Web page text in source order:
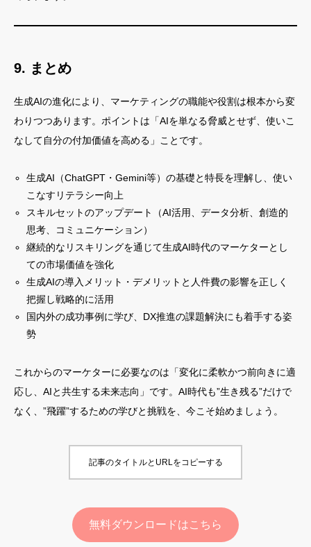
9. まとめ
生成AIの進化により、マーケティングの職能や役割は根本から変
わりつつあります。ポイントは「AIを単なる脅威とせず、使いこ
なして自分の付加価値を高める」ことです。
生成AI（ChatGPT・Gemini等）の基礎と特長を理解し、使い
こなすリテラシー向上
スキルセットのアップデート（AI活用、データ分析、創造的
思考、コミュニケーション）
継続的なリスキリングを通じて生成AI時代のマーケターとし
ての市場価値を強化
生成AIの導入メリット・デメリットと人件費の影響を正しく
把握し戦略的に活用
国内外の成功事例に学び、DX推進の課題解決にも着手する姿
勢
これからのマーケターに必要なのは「変化に柔軟かつ前向きに適
応し、AIと共生する未来志向」です。AI時代も”生き残る”だけで
なく、”飛躍”するための学びと挑戦を、今こそ始めましょう。
記事のタイトルとURLをコピーする
無料ダウンロードはこちら